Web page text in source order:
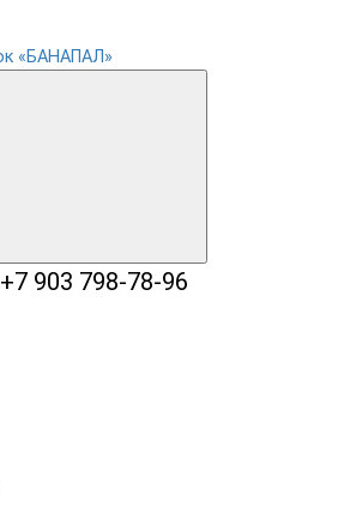
+7 903 798-78-96